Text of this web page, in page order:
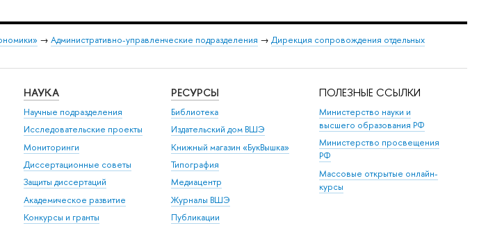
→ Административно-управленческие подразделения → Дирекция сопровождения отдельных
НАУКА
Научные подразделения
Исследовательские проекты
Мониторинги
Диссертационные советы
Защиты диссертаций
Академическое развитие
Конкурсы и гранты
РЕСУРСЫ
Библиотека
Издательский дом ВШЭ
Книжный магазин «БукВышка»
Типография
Медиацентр
Журналы ВШЭ
Публикации
ПОЛЕЗНЫЕ ССЫЛКИ
Министерство науки и
высшего образования РФ
Министерство просвещения
РФ
Массовые открытые онлайн-
курсы